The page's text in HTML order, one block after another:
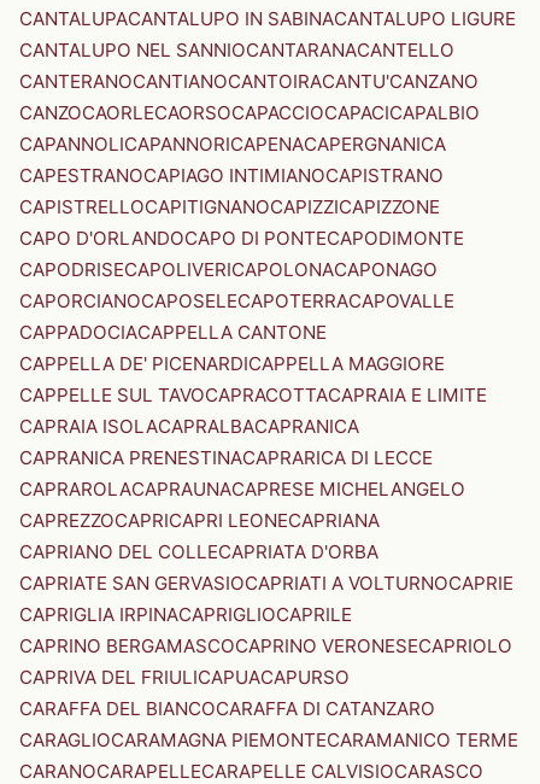
CANTALUPACANTALUPO IN SABINACANTALUPO LIGURE
CANTALUPO NEL SANNIOCANTARANACANTELLO
CANTERANOCANTIANOCANTOIRACANTU'CANZANO
CANZOCAORLECAORSOCAPACCIOCAPACICAPALBIO
CAPANNOLICAPANNORICAPENACAPERGNANICA
CAPESTRANOCAPIAGO INTIMIANOCAPISTRANO
CAPISTRELLOCAPITIGNANOCAPIZZICAPIZZONE
CAPO D'ORLANDOCAPO DI PONTECAPODIMONTE
CAPODRISECAPOLIVERICAPOLONACAPONAGO
CAPORCIANOCAPOSELECAPOTERRACAPOVALLE
CAPPADOCIACAPPELLA CANTONE
CAPPELLA DE' PICENARDICAPPELLA MAGGIORE
CAPPELLE SUL TAVOCAPRACOTTACAPRAIA E LIMITE
CAPRAIA ISOLACAPRALBACAPRANICA
CAPRANICA PRENESTINACAPRARICA DI LECCE
CAPRAROLACAPRAUNACAPRESE MICHELANGELO
CAPREZZOCAPRICAPRI LEONECAPRIANA
CAPRIANO DEL COLLECAPRIATA D'ORBA
CAPRIATE SAN GERVASIOCAPRIATI A VOLTURNOCAPRIE
CAPRIGLIA IRPINACAPRIGLIOCAPRILE
CAPRINO BERGAMASCOCAPRINO VERONESECAPRIOLO
CAPRIVA DEL FRIULICAPUACAPURSO
CARAFFA DEL BIANCOCARAFFA DI CATANZARO
CARAGLIOCARAMAGNA PIEMONTECARAMANICO TERME
CARANOCARAPELLECARAPELLE CALVISIOCARASCO